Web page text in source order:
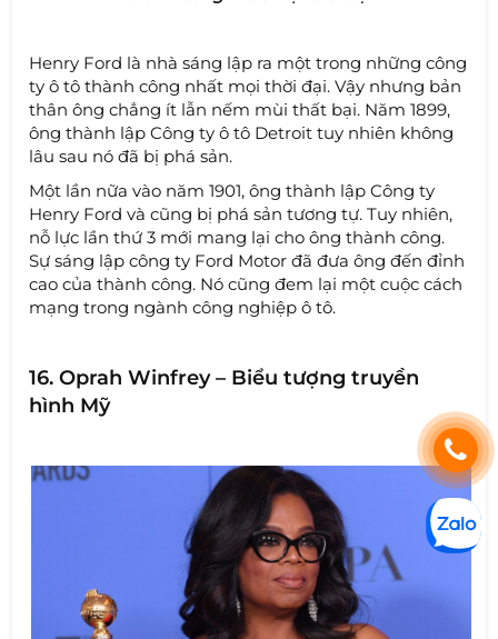
Henry Ford là nhà sáng lập ra một trong những công
ty ô tô thành công nhất mọi thời đại. Vậy nhưng bản
thân ông chẳng ít lẫn nếm mùi thất bại. Năm 1899,
ông thành lập Công ty ô tô Detroit tuy nhiên không
lâu sau nó đã bị phá sản.
Một lần nữa vào năm 1901, ông thành lập Công ty
Henry Ford và cũng bị phá sản tương tự. Tuy nhiên,
nỗ lực lần thứ 3 mới mang lại cho ông thành công.
Sự sáng lập công ty Ford Motor đã đưa ông đến đỉnh
cao của thành công. Nó cũng đem lại một cuộc cách
mạng trong ngành công nghiệp ô tô.
16. Oprah Winfrey – Biểu tượng truyền
hình Mỹ